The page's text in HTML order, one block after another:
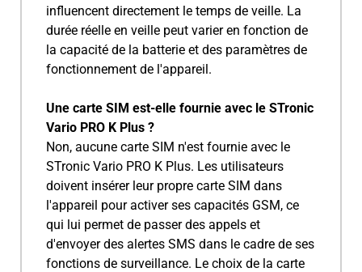
influencent directement le temps de veille. La
durée réelle en veille peut varier en fonction de
la capacité de la batterie et des paramètres de
fonctionnement de l'appareil.
Une carte SIM est-elle fournie avec le STronic
Vario PRO K Plus ?
Non, aucune carte SIM n'est fournie avec le
STronic Vario PRO K Plus. Les utilisateurs
doivent insérer leur propre carte SIM dans
l'appareil pour activer ses capacités GSM, ce
qui lui permet de passer des appels et
d'envoyer des alertes SMS dans le cadre de ses
fonctions de surveillance. Le choix de la carte